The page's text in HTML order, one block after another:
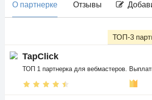
О партнерке Отзывы
TapClick
ТОП 1 партнерка для вебмастеров.
ТОП-3